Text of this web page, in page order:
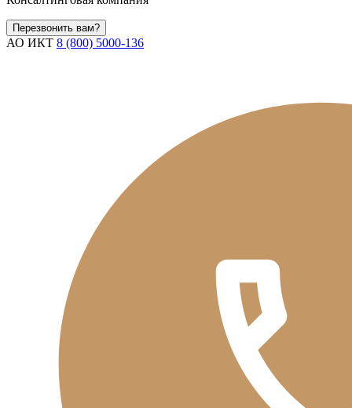
Перезвонить вам?
АО ИКТ 8 (800) 5000-136